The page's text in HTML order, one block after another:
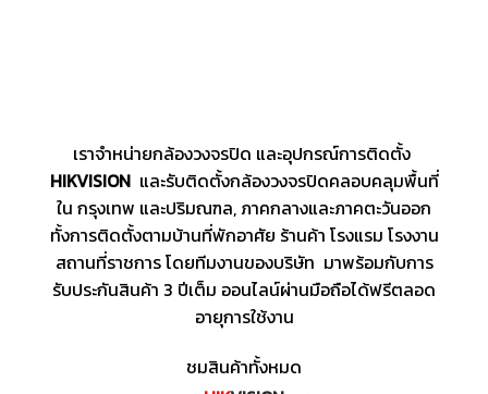
เราจำหน่ายกล้องวงจรปิด และอุปกรณ์การติดตั้ง
HIKVISIONและรับติดตั้งกล้องวงจรปิดคลอบคลุมพื้นที่
ใน กรุงเทพ และปริมณฑล, ภาคกลางและภาคตะวันออก
ทั้งการติดตั้งตามบ้านที่พักอาศัย ร้านค้า โรงแรม โรงงาน
สถานที่ราชการ โดยทีมงานของบริษัท มาพร้อมกับการ
รับประกันสินค้า 3 ปีเต็ม ออนไลน์ผ่านมือถือได้ฟรีตลอด
อายุการใช้งาน
ชมสินค้าทั้งหมด